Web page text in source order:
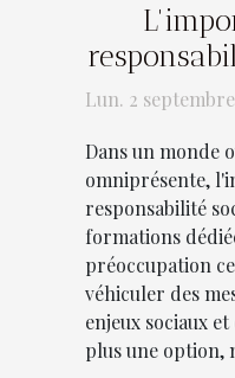
les
Lun. 2
Dans un monde
omniprésente,
responsabilité
formations
préoccupation
véhiculer des
enjeux sociaux
plus une option,